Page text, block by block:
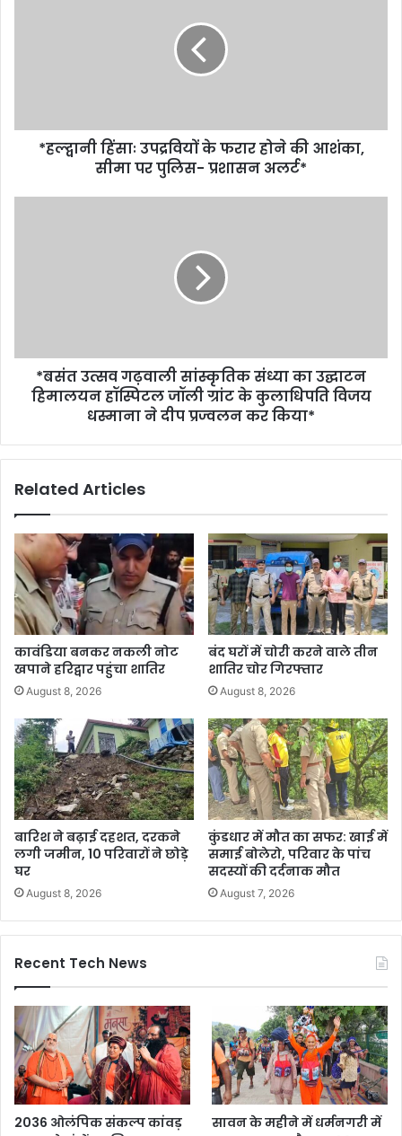
*हल्द्वानी हिंसाः उपद्रवियों के फरार होने की आशंका,
सीमा पर पुलिस- प्रशासन अलर्ट*
*बसंत उत्सव गढ़वाली सांस्कृतिक संध्या का उद्घाटन
हिमालयन हॉस्पिटल जॉली ग्रांट के कुलाधिपति विजय
धस्माना ने दीप प्रज्वलन कर किया*
Related Articles
कावंडिया बनकर नकली नोट
खपाने हरिद्वार पहुंचा शातिर
August 8, 2026
बंद घरों में चोरी करने वाले तीन
शातिर चोर गिरफ्तार
August 8, 2026
बारिश ने बढ़ाई दहशत, दरकने
लगी जमीन, 10 परिवारों ने छोड़े
घर
August 8, 2026
कुंडधार में मौत का सफर: खाई में
समाई बोलेरो, परिवार के पांच
सदस्यों की दर्दनाक मौत
August 7, 2026
Recent Tech News
2036 ओलंपिक संकल्प कांवड़
सावन के महीने में धर्मनगरी में